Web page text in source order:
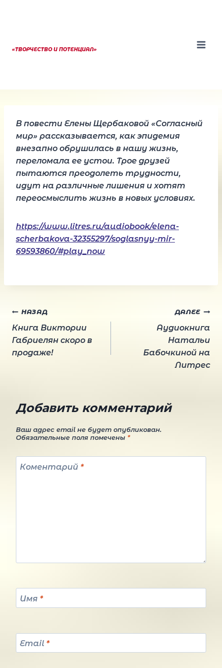
«ТВОРЧЕСТВО И ПОТЕНЦИАЛ»
В повести Елены Щербаковой «Согласный
мир» рассказывается, как эпидемия
внезапно обрушилась в нашу жизнь,
переломала ее устои. Трое друзей
пытаются преодолеть трудности,
идут на различные лишения и хотят
переосмыслить жизнь в новых условиях.
https://www.litres.ru/audiobook/elena-
scherbakova-32355297/soglasnyy-mir-
69593860/#play_now
Навигация
по
НАЗАД
Книга Виктории
Габриелян скоро в
продаже!
ДАЛЕЕ
Аудиокнига
Натальи
Бабочкиной на
Литрес
Добавить комментарий
Ваш адрес email не будет опубликован.
Обязательные поля помечены *
Коментарий *
Имя *
Email *